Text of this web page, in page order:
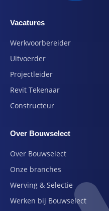
Vacatures
Werkvoorbereider
Uitvoerder
Projectleider
Revit Tekenaar
Constructeur
Over Bouwselect
Over Bouwselect
Onze branches
Werving & Selectie
Werken bij Bouwselect